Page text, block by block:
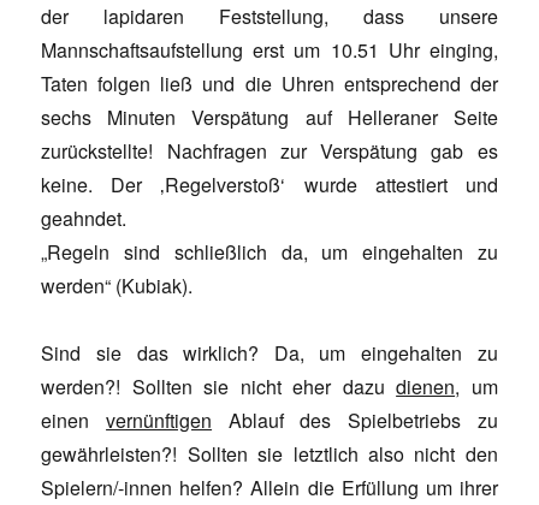
der lapidaren Feststellung, dass unsere
Mannschaftsaufstellung erst um 10.51 Uhr einging,
Taten folgen ließ und die Uhren entsprechend der
sechs Minuten Verspätung auf Helleraner Seite
zurückstellte! Nachfragen zur Verspätung gab es
keine. Der ‚Regelverstoß‘ wurde attestiert und
geahndet.
„Regeln sind schließlich da, um eingehalten zu
werden“ (Kubiak).
Sind sie das wirklich? Da, um eingehalten zu
werden?! Sollten sie nicht eher dazudienen, um
einenvernünftigen Ablauf des Spielbetriebs zu
gewährleisten?! Sollten sie letztlich also nicht den
Spielern/-innen helfen? Allein die Erfüllung um ihrer